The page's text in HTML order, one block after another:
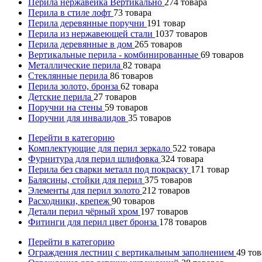
Перила нержавейка Вертикально 274 товара
Перила в стиле лофт 73 товара
Перила деревянные поручни 191 товар
Перила из нержавеющей стали 1037 товаров
Перила деревянные в дом 265 товаров
Вертикальные перила - комбинированные 69 товаров
Металлические перила 82 товара
Стеклянные перила 86 товаров
Перила золото, бронза 62 товара
Детские перила 27 товаров
Поручни на стены 59 товаров
Поручни для инвалидов 35 товаров
Перейти в категорию
Комплектующие для перил зеркало 522 товара
Фурнитура для перил шлифовка 324 товара
Перила без сварки металл под покраску 171 товар
Балясины, стойки для перил 375 товаров
Элементы для перил золото 212 товаров
Расходники, крепеж 90 товаров
Детали перил чёрный хром 197 товаров
Фитинги для перил цвет бронза 178 товаров
Перейти в категорию
Ограждения лестниц с вертикальным заполнением 49